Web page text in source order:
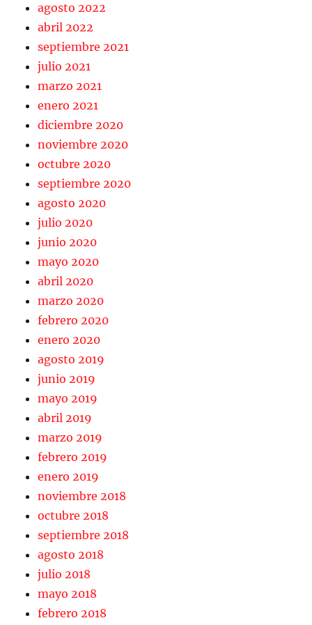
agosto 2022
abril 2022
septiembre 2021
julio 2021
marzo 2021
enero 2021
diciembre 2020
noviembre 2020
octubre 2020
septiembre 2020
agosto 2020
julio 2020
junio 2020
mayo 2020
abril 2020
marzo 2020
febrero 2020
enero 2020
agosto 2019
junio 2019
mayo 2019
abril 2019
marzo 2019
febrero 2019
enero 2019
noviembre 2018
octubre 2018
septiembre 2018
agosto 2018
julio 2018
mayo 2018
febrero 2018